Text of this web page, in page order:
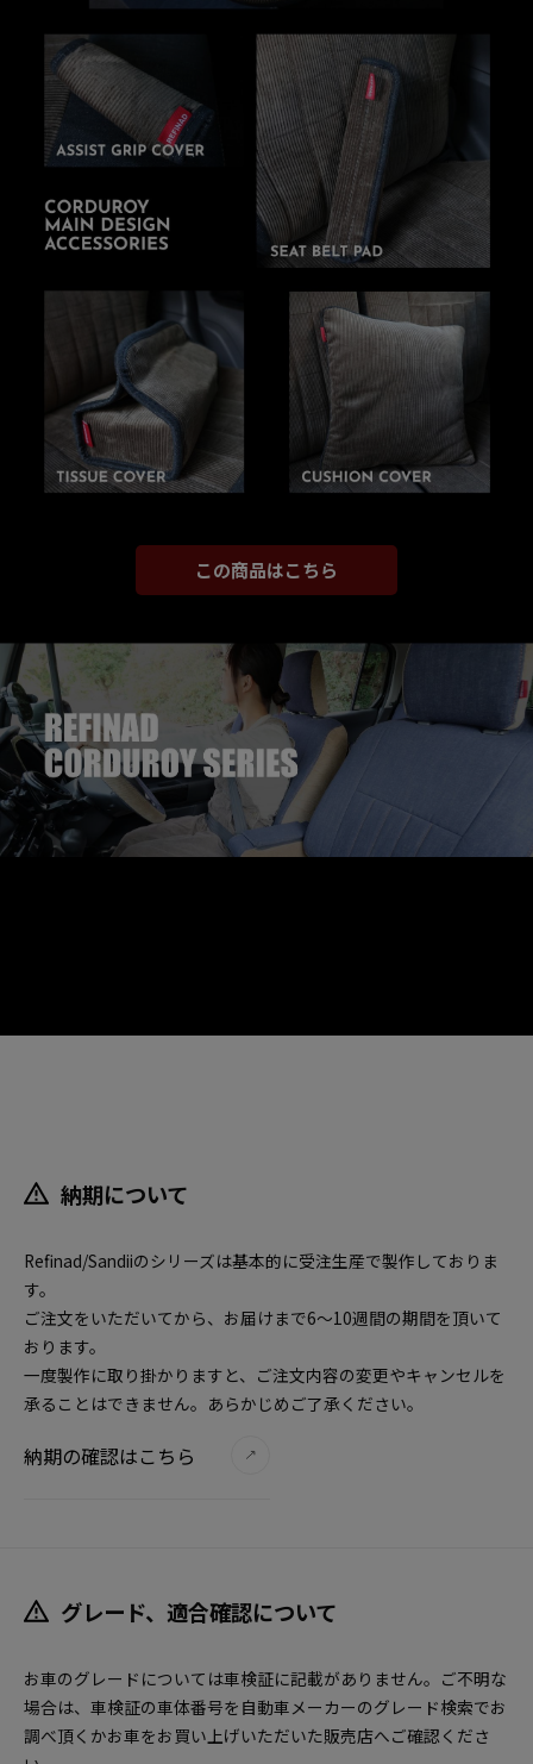
この商品はこちら
納期について
Refinad/Sandiiのシリーズは基本的に受注生産で製作しておりま
す。
ご注文をいただいてから、お届けまで6～10週間の期間を頂いて
おります。
一度製作に取り掛かりますと、ご注文内容の変更やキャンセルを
承ることはできません。あらかじめご了承ください。
納期の確認はこちら
グレード、適合確認について
お車のグレードについては車検証に記載がありません。ご不明な
場合は、車検証の車体番号を自動車メーカーのグレード検索でお
調べ頂くかお車をお買い上げいただいた販売店へご確認くださ